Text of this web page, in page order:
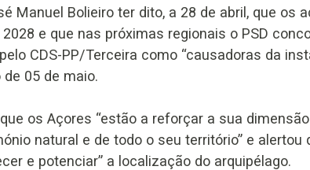
Manuel Bolieiro ter dito, a 28 de abril, que os
e que nas próximas regionais o PSD
CDS-PP/Terceira como “causadoras da
05 de maio.
os Açores “estão a reforçar a sua
natural e de todo o seu território” e alertou
e potenciar” a localização do arquipélago.